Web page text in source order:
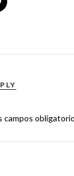
campos